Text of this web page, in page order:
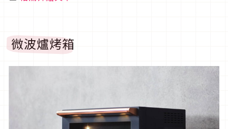
微波爐烤箱